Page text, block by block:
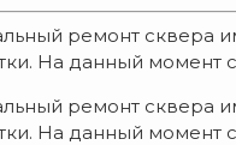
ремонт сквера
На данный момент
ремонт сквера
На данный момент